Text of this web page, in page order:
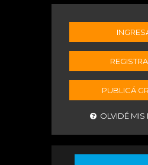
PUBLICÁ
OLVIDÉ MIS